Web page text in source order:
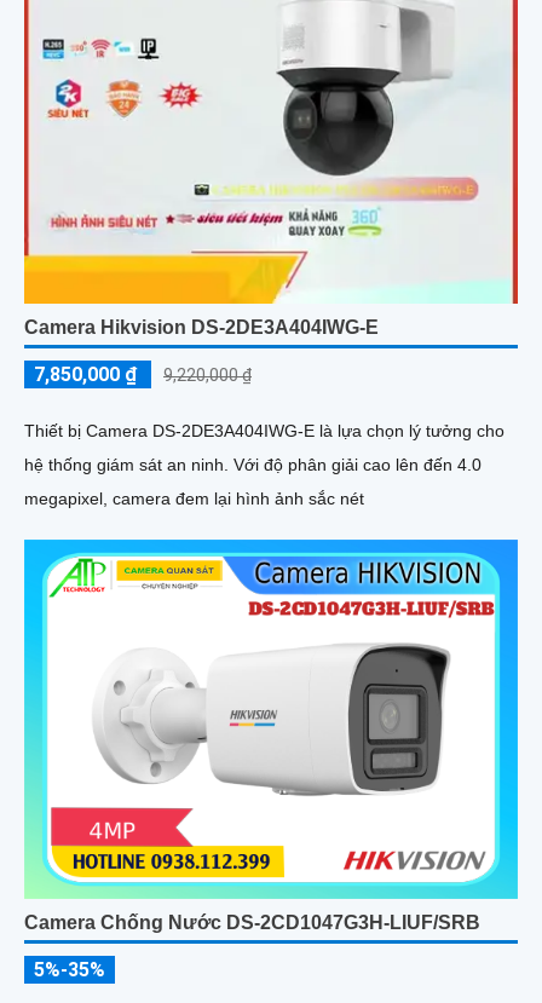
Camera Hikvision DS-2DE3A404IWG-E
7,850,000 ₫ 9,220,000 ₫
Thiết bị Camera DS-2DE3A404IWG-E là lựa chọn lý tưởng cho
hệ thống giám sát an ninh. Với độ phân giải cao lên đến 4.0
megapixel, camera đem lại hình ảnh sắc nét
Camera Chống Nước DS-2CD1047G3H-LIUF/SRB
5%-35%